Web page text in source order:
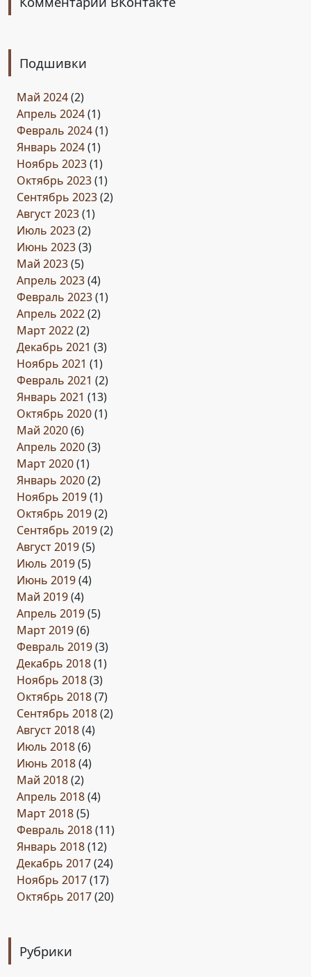
Подшивки
Май 2024(2)
Апрель 2024(1)
Февраль 2024(1)
Январь 2024(1)
Ноябрь 2023(1)
Октябрь 2023(1)
Сентябрь 2023(2)
Август 2023(1)
Июль 2023(2)
Июнь 2023(3)
Май 2023(5)
Апрель 2023(4)
Февраль 2023(1)
Апрель 2022(2)
Март 2022(2)
Декабрь 2021 (3)
Ноябрь 2021 (1)
Февраль 2021 (2)
Январь 2021 (13)
Октябрь 2020(1)
Май 2020(6)
Апрель 2020(3)
Март 2020(1)
Январь 2020(2)
Ноябрь 2019(1)
Октябрь 2019(2)
Сентябрь 2019(2)
Август 2019(5)
Июль 2019(5)
Июнь 2019(4)
Май 2019(4)
Апрель 2019(5)
Март 2019(6)
Февраль 2019(3)
Декабрь 2018(1)
Ноябрь 2018(3)
Октябрь 2018(7)
Сентябрь 2018(2)
Август 2018(4)
Июль 2018(6)
Июнь 2018(4)
Май 2018(2)
Апрель 2018(4)
Март 2018(5)
Февраль 2018(11)
Январь 2018(12)
Декабрь 2017(24)
Ноябрь 2017(17)
Октябрь 2017(20)
Рубрики